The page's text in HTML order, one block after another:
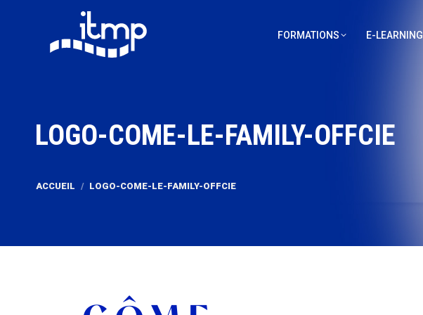
FORMATIONS E-LEARNING
LOGO-COME-LE-FAMILY-OFFCIE
ACCUEIL LOGO-COME-LE-FAMILY-OFFCIE